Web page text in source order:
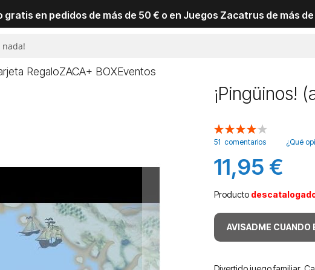
gratis en pedidos de más de 50 € o en Juegos Zacatrus de más de
RegaloZACA+ BOXEventos
¡Pingüinos!
Valoración:
82
% of100
51 comentarios ¿Qué
11,95 €
Producto
AVISADME CUANDO